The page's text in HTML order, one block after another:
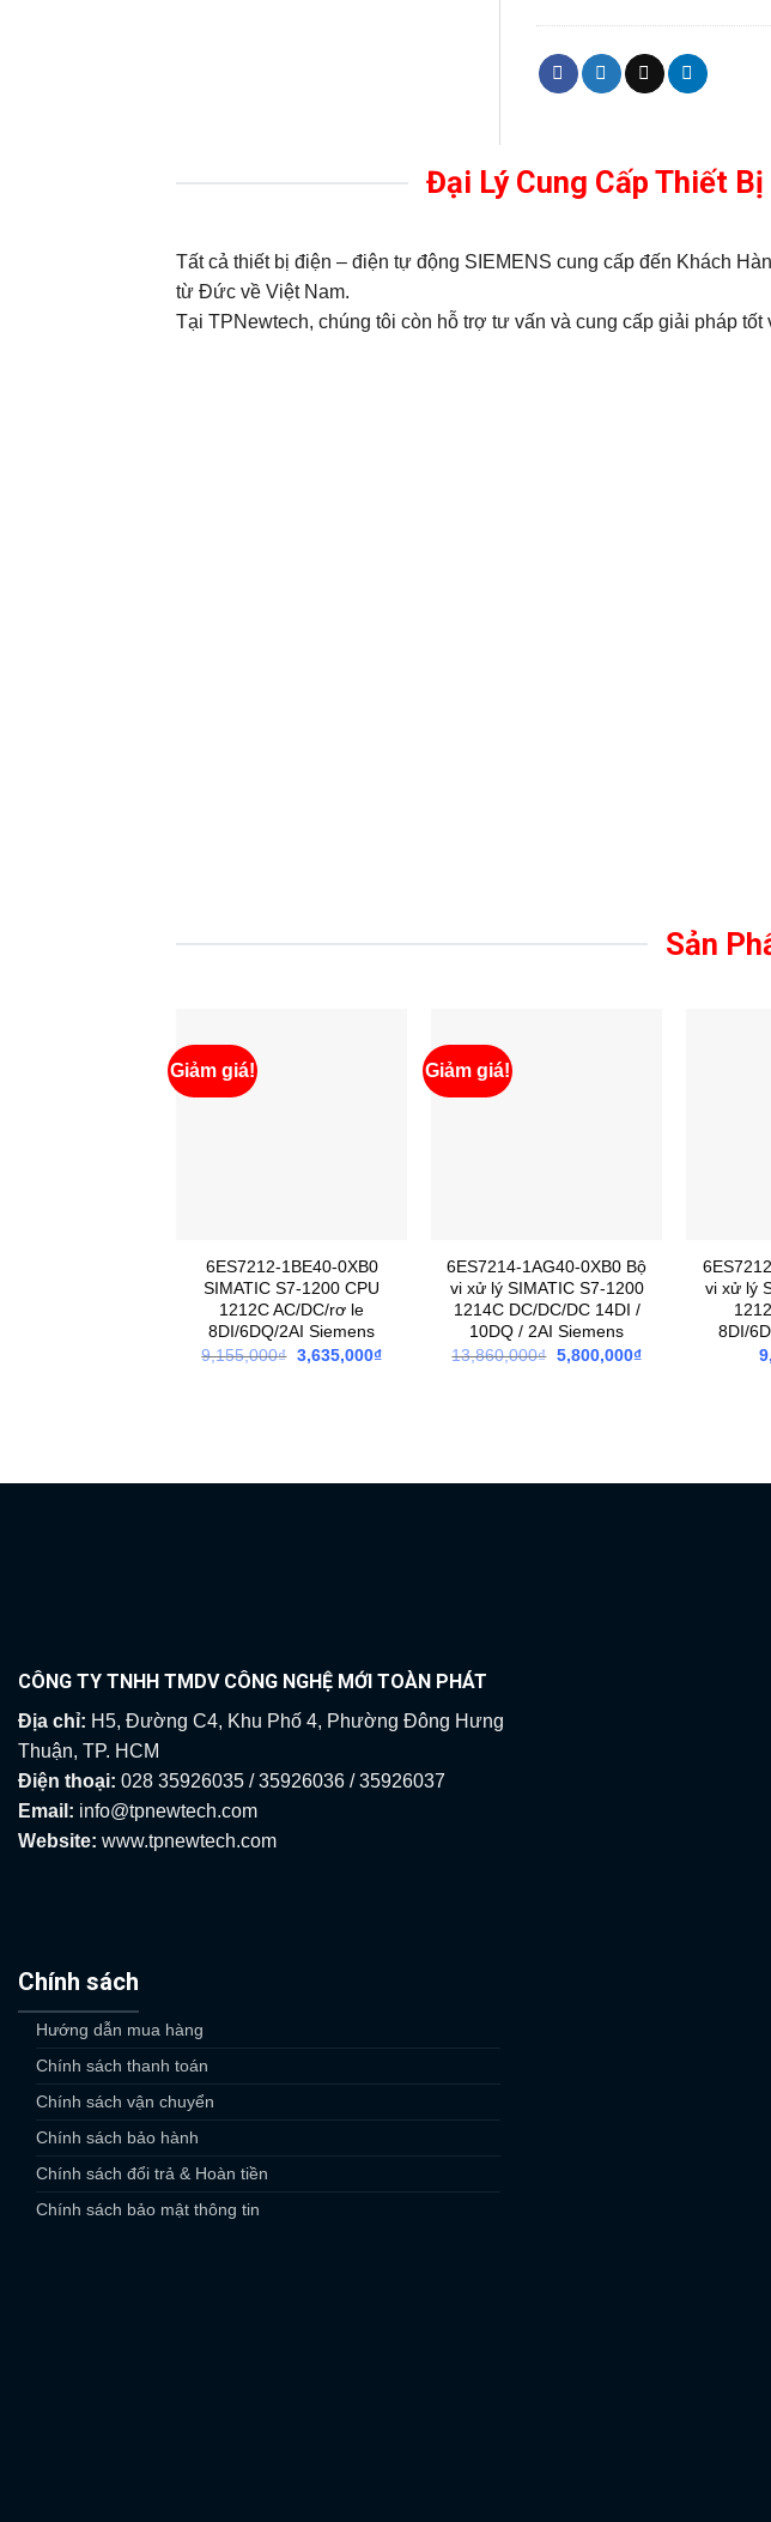
Đại Lý Cung Cấp Thiết
Tất cả thiết bị điện – điện tự động SIEMENS cung cấp đến Khách
từ Đức về Việt Nam.
Tại TPNewtech, chúng tôi còn hỗ trợ tư vấn và cung cấp giải pháp
Sản
Giảm giá!
6ES7212-1BE40-0XB0
SIMATIC S7-1200 CPU
1212C AC/DC/rơ le
8DI/6DQ/2AI Siemens
9,155,000₫ Giá
3,635,000₫Giá
Giảm giá!
6ES7214-1AG40-0XB0 Bộ
vi xử lý SIMATIC S7-1200
1214C DC/DC/DC 14DI /
10DQ / 2AI Siemens
13,860,000₫ Giá
5,800,000₫Giá
vi xử lý
8DI/
CÔNG TY TNHH TMDV CÔNG NGHỆ MỚI TOÀN PHÁT
Địa chỉ: H5, Đường C4, Khu Phố 4, Phường Đông Hưng
Thuận, TP. HCM
Điện thoại: 028 35926035 / 35926036 / 35926037
Email: info@tpnewtech.com
Website: www.tpnewtech.com
Chính sách
Hướng dẫn mua hàng
Chính sách thanh toán
Chính sách vận chuyển
Chính sách bảo hành
Chính sách đổi trả & Hoàn tiền
Chính sách bảo mật thông tin